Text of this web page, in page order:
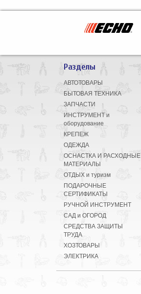
Разделы
АВТОТОВАРЫ
БЫТОВАЯ ТЕХНИКА
ЗАПЧАСТИ
ИНСТРУМЕНТ и
оборудование
КРЕПЕЖ
ОДЕЖДА
ОСНАСТКА И РАСХОДНЫЕ
МАТЕРИАЛЫ
ОТДЫХ и туризм
ПОДАРОЧНЫЕ
СЕРТИФИКАТЫ
РУЧНОЙ ИНСТРУМЕНТ
САД и ОГОРОД
СРЕДСТВА ЗАЩИТЫ
ТРУДА
ХОЗТОВАРЫ
ЭЛЕКТРИКА